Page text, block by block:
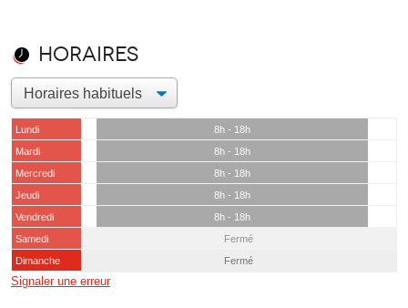
Horaires
Lundi
8h - 18h
Mardi
8h - 18h
Mercredi
8h - 18h
Jeudi
8h - 18h
Vendredi
8h - 18h
Samedi
Fermé
Dimanche
Fermé
Signaler une erreur